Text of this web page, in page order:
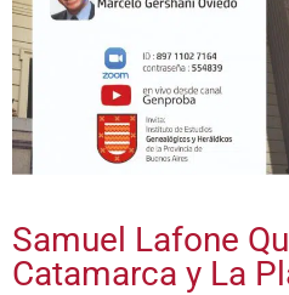
Samuel Lafone
Catamarca y La